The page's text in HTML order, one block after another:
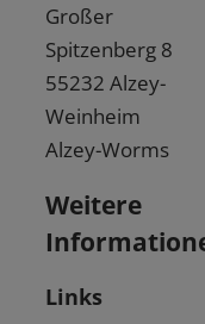
Großer
Spitzenberg 8
55232 Alzey-
Weinheim
Alzey-Worms
Weitere
Links